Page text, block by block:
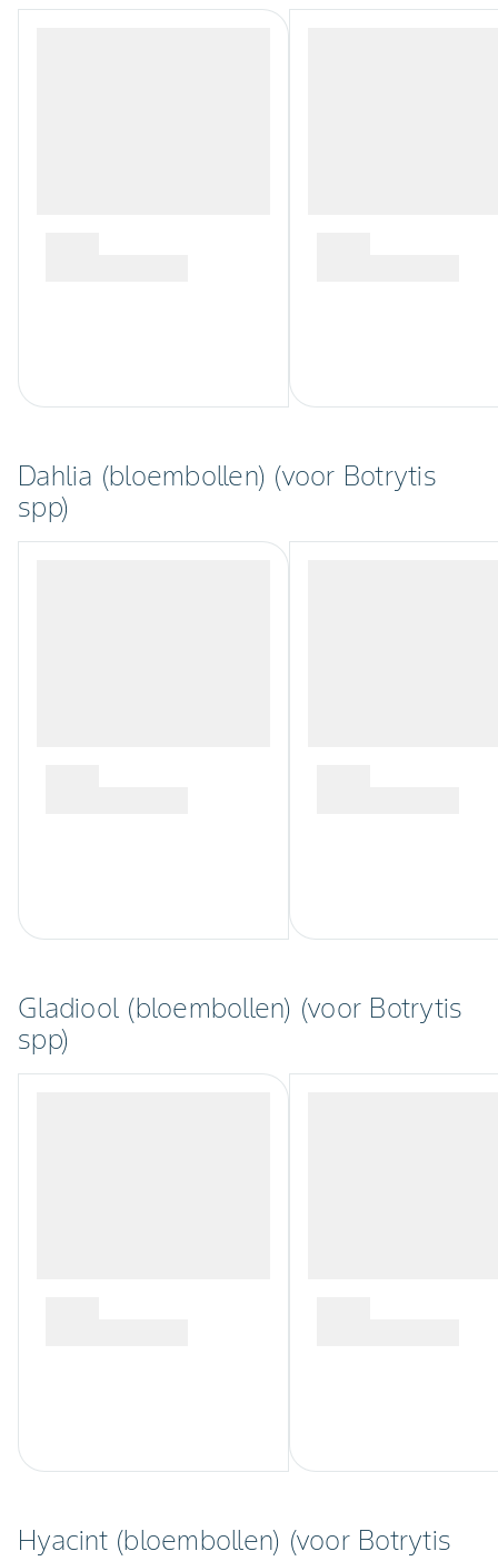
Dahlia (bloembollen) (voor Botrytis
spp)
Gladiool (bloembollen) (voor Botrytis
spp)
Hyacint (bloembollen) (voor Botrytis